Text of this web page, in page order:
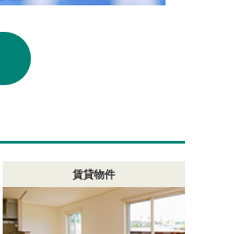
賃貸物件